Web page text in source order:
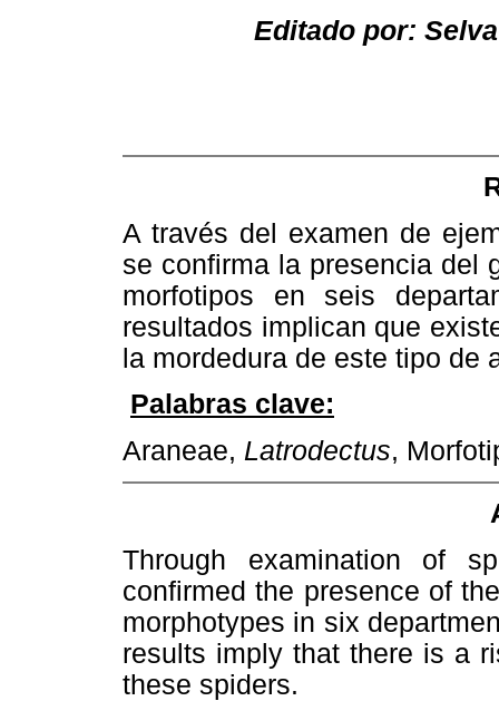
Editado por:
A través del examen de
se confirma la presencia del
morfotipos
en seis
resultados implican que
la mordedura de este tipo de
Palabras clave:
Araneae, Latrodectus,
Through examination of
confirmed the presence of
morphotypes in six
results imply that there is a
these spiders.